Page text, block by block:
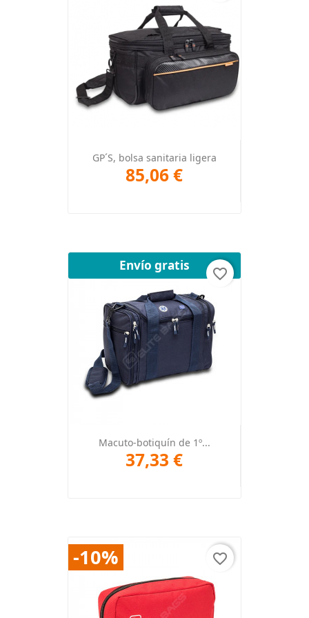
GP´S, bolsa sanitaria ligera
85,06 €
Macuto-botiquín de 1º...
37,33 €
Envío gratis
favorite_border
-10% favorite_border